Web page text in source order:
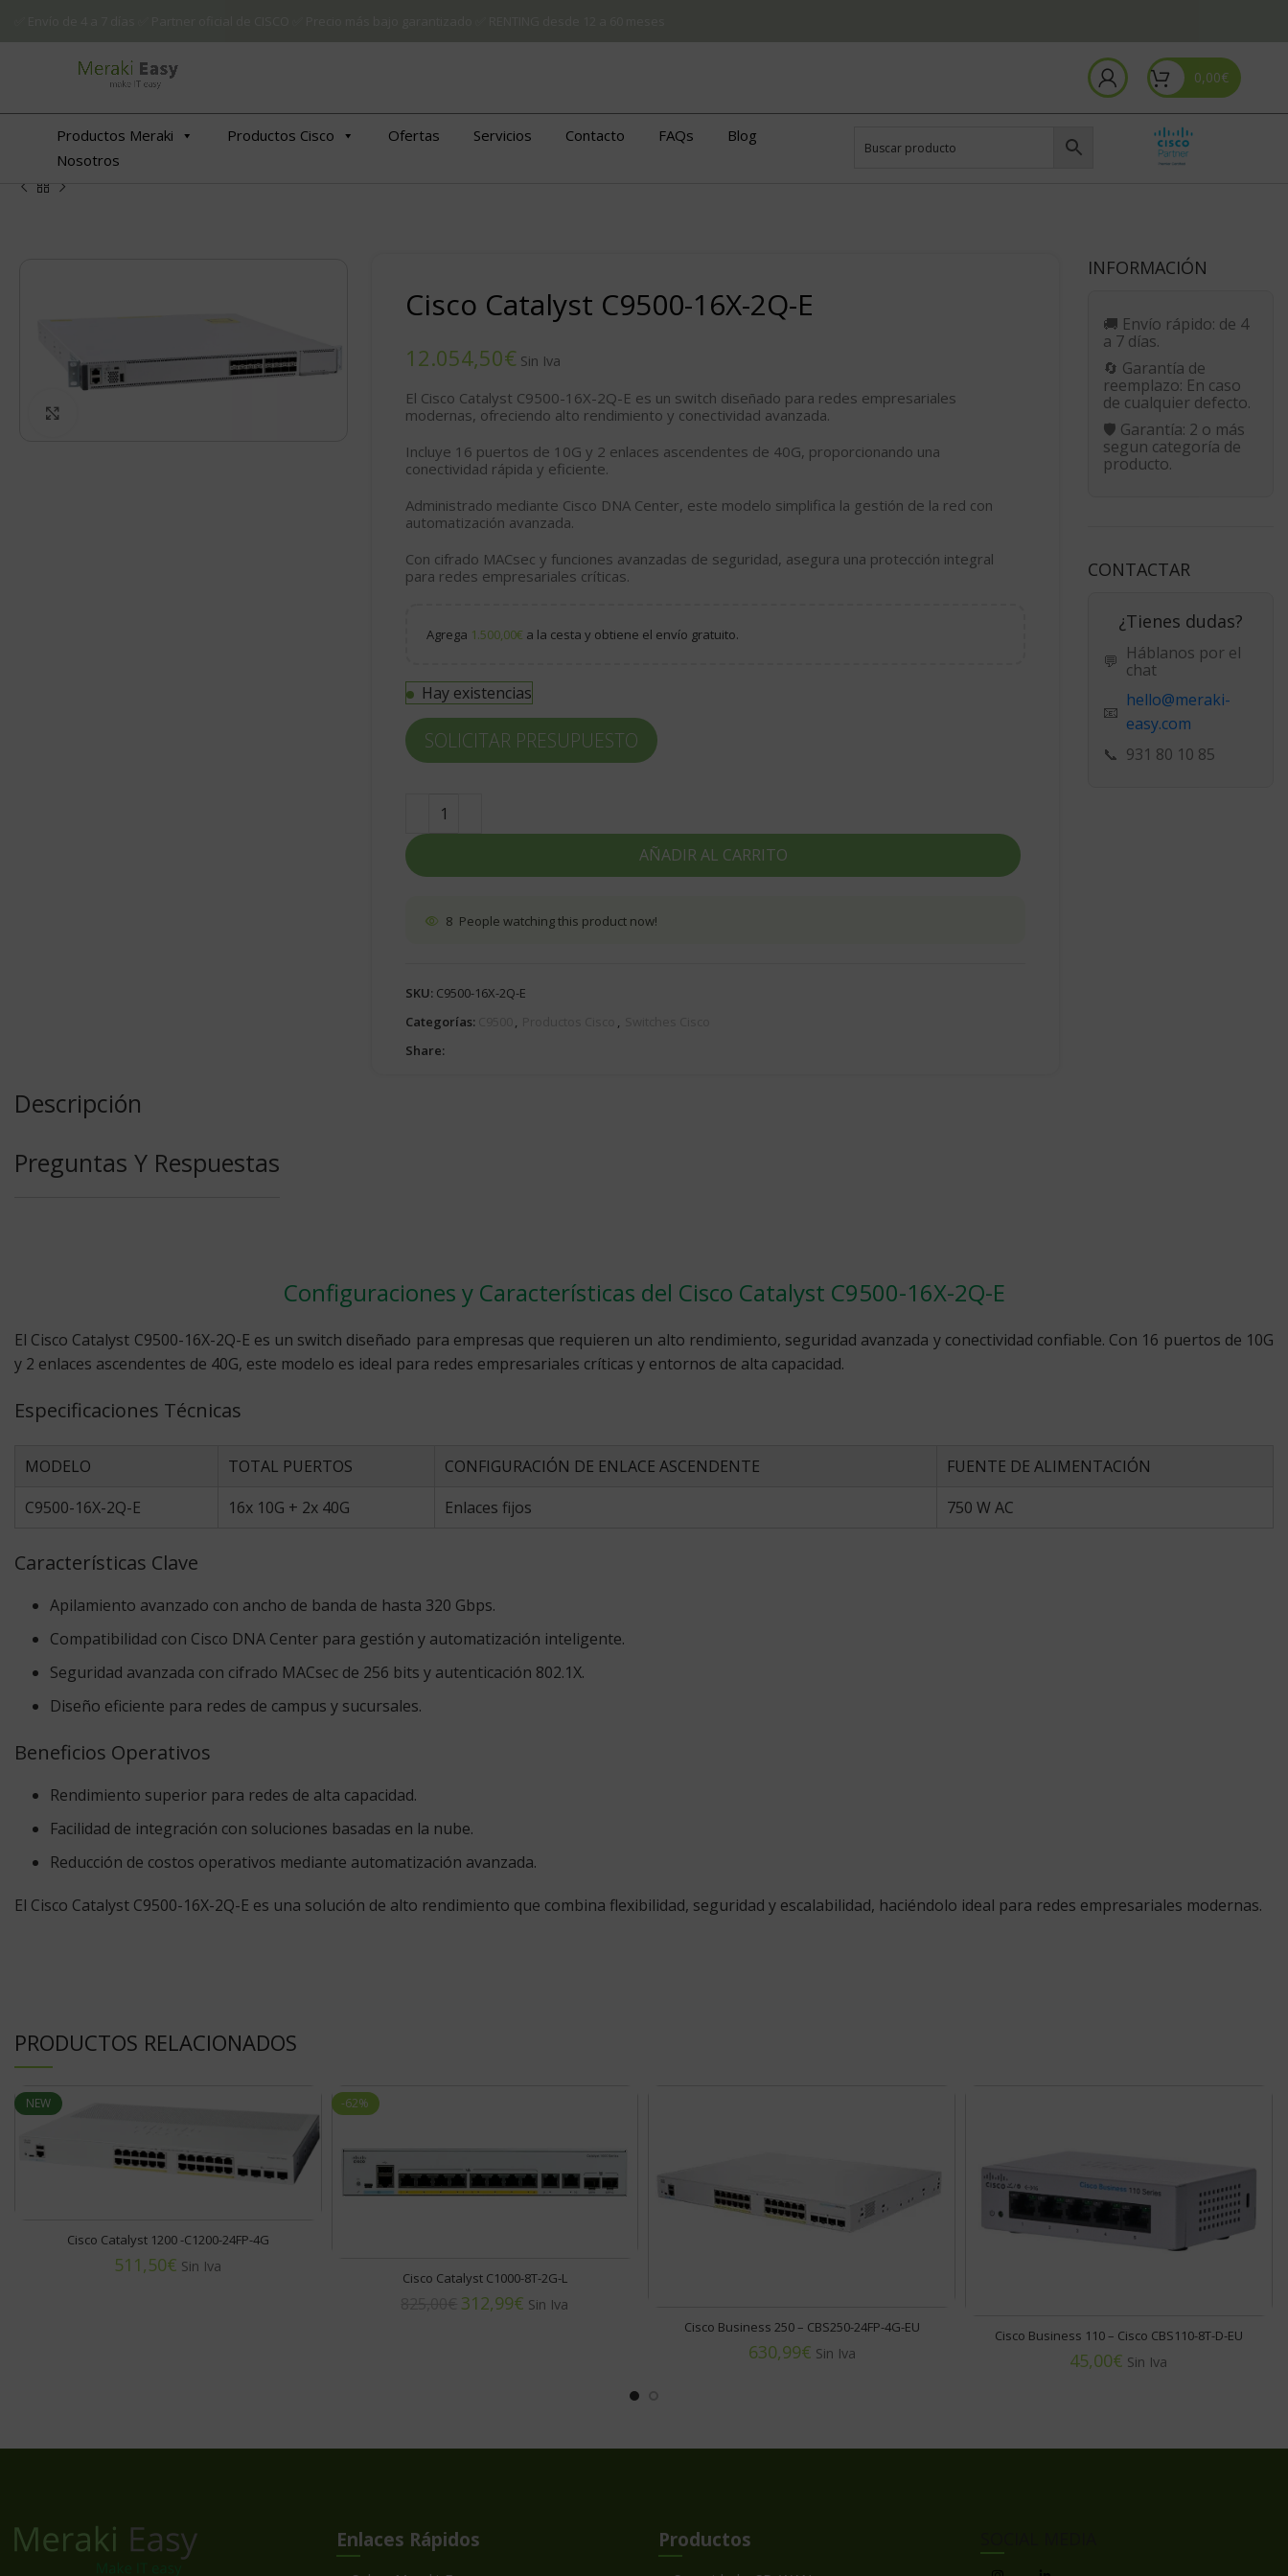
0,00€
Productos Meraki Productos Cisco Ofertas Servicios Contacto FAQs
Blog
Nosotros
Cisco Catalyst C9500-16X-2Q-E
€
El Cisco Catalyst C9500-16X-2Q-E es un switch diseñado para redes empresariales
modernas, ofreciendo alto rendimiento y conectividad avanzada.
Incluye 16 puertos de 10G y 2 enlaces ascendentes de 40G, proporcionando una
conectividad rápida y eficiente.
Administrado mediante Cisco DNA Center, este modelo simplifica la gestión de la red con
automatización avanzada.
Con cifrado MACsec y funciones avanzadas de seguridad, asegura una protección integral
para redes empresariales críticas.
Agrega 1.500,00€ a la cesta y obtiene el envío gratuito.
Hay existencias
AÑADIR AL CARRITO
SOLICITAR PRESUPUESTO
8 People watching this product now!
SKU: C9500-16X-2Q-E
Categorías:
Share:
INFORMACIÓN
🚚 Envío rápido: de 4
a 7 días.
🔄 Garantía de
reemplazo: En caso
de cualquier defecto.
🛡️ Garantía: 2 o más
segun categoría de
producto.
CONTACTAR
¿Tienes dudas?
💬 Háblanos por el
chat
📧
hello@meraki-
easy.com
📞 931 80 10 85
Descripción
Preguntas Y Respuestas
Configuraciones y Características del Cisco Catalyst C9500-16X-2Q-E
El Cisco Catalyst C9500-16X-2Q-E es un switch diseñado para empresas que requieren un alto rendimiento, seguridad avanzada y conectividad confiable. Con 16 puertos de 10G
y 2 enlaces ascendentes de 40G, este modelo es ideal para redes empresariales críticas y entornos de alta capacidad.
Especificaciones Técnicas
MODELO TOTAL PUERTOS CONFIGURACIÓN DE ENLACE ASCENDENTE
FUENTE DE ALIMENTACIÓN
C9500-16X-2Q-E
16x 10G + 2x 40G Enlaces fijos 750 W AC
Características Clave
Apilamiento avanzado con ancho de banda de hasta 320 Gbps.
Compatibilidad con Cisco DNA Center para gestión y automatización inteligente.
Seguridad avanzada con cifrado MACsec de 256 bits y autenticación 802.1X.
Diseño eficiente para redes de campus y sucursales.
Beneficios Operativos
Rendimiento superior para redes de alta capacidad.
Facilidad de integración con soluciones basadas en la nube.
Reducción de costos operativos mediante automatización avanzada.
El Cisco Catalyst C9500-16X-2Q-E es una solución de alto rendimiento que combina flexibilidad, seguridad y escalabilidad, haciéndolo ideal para redes empresariales modernas.
PRODUCTOS RELACIONADOS
NEW
Cisco Catalyst 1200 -C1200-24FP-4G
€
-62%
Cisco Catalyst C1000-8T-2G-L
312,99€
Cisco Business 250 – CBS250-24FP-4G-EU
€
Cisco Business 110 – Cisco CBS110-8T-D-EU
€
Enlaces Rápidos Productos